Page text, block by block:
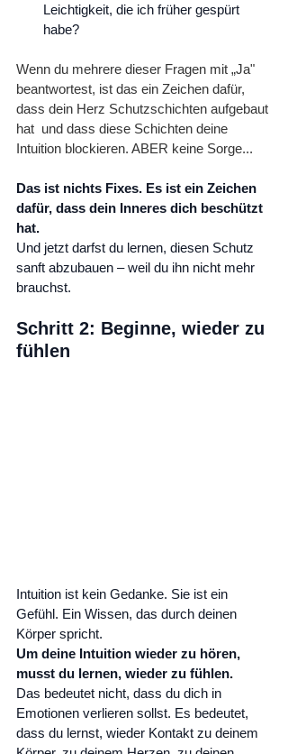
Leichtigkeit, die ich früher gespürt
habe?
Wenn du mehrere dieser Fragen mit „Ja"
beantwortest, ist das ein Zeichen dafür,
dass dein Herz Schutzschichten aufgebaut
hat  und dass diese Schichten deine
Intuition blockieren. ABER keine Sorge...
Das ist nichts Fixes. Es ist ein Zeichen
dafür, dass dein Inneres dich beschützt
hat.
Und jetzt darfst du lernen, diesen Schutz
sanft abzubauen – weil du ihn nicht mehr
brauchst.
Schritt 2: Beginne, wieder zu
fühlen
Intuition ist kein Gedanke. Sie ist ein
Gefühl. Ein Wissen, das durch deinen
Körper spricht.
Um deine Intuition wieder zu hören,
musst du lernen, wieder zu fühlen.
Das bedeutet nicht, dass du dich in
Emotionen verlieren sollst. Es bedeutet,
dass du lernst, wieder Kontakt zu deinem